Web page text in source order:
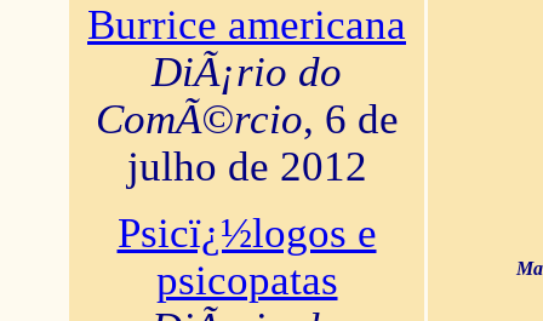
Burrice americana
DiÃ¡rio do
ComÃ©rcio, 6 de
julho de 2012
Psicï¿½logos e
psicopatas